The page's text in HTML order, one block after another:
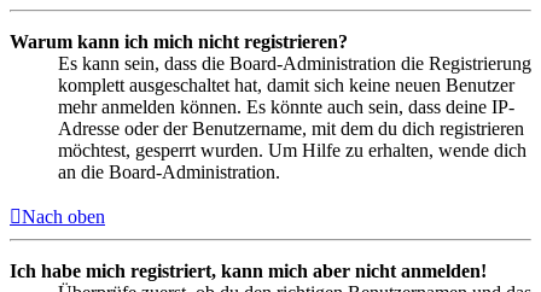
Warum kann ich mich nicht registrieren?
Es kann sein, dass die Board-Administration die Registrierung
komplett ausgeschaltet hat, damit sich keine neuen Benutzer
mehr anmelden können. Es könnte auch sein, dass deine IP-
Adresse oder der Benutzername, mit dem du dich registrieren
möchtest, gesperrt wurden. Um Hilfe zu erhalten, wende dich
an die Board-Administration.
Nach oben
Ich habe mich registriert, kann mich aber nicht anmelden!